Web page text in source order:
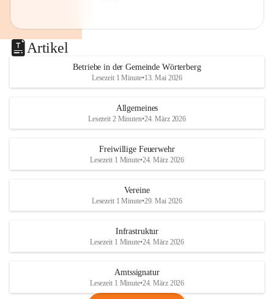
Artikel
Betriebe in der Gemeinde Wörterberg
Lesezeit 1 Minute•13. Mai 2026
Allgemeines
Lesezeit 2 Minuten•24. März 2026
Freiwillige Feuerwehr
Lesezeit 1 Minute•24. März 2026
Vereine
Lesezeit 1 Minute•29. Mai 2026
Infrastruktur
Lesezeit 1 Minute•24. März 2026
Amtssignatur
Lesezeit 1 Minute•24. März 2026